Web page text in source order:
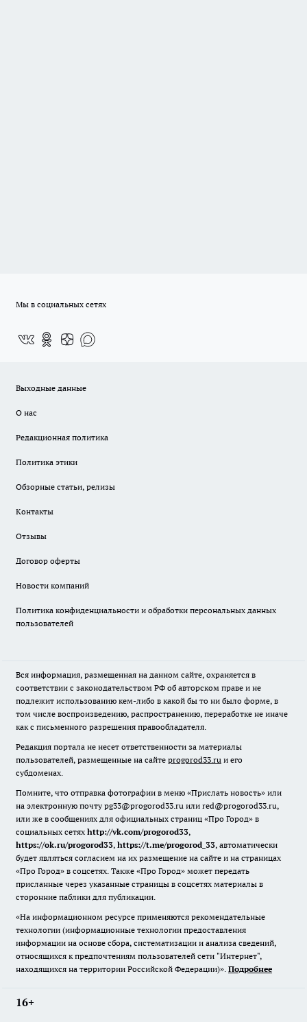
Мы в социальных сетях
Выходные данные
О нас
Редакционная политика
Политика этики
Обзорные статьи, релизы
Контакты
Отзывы
Договор оферты
Новости компаний
Политика конфиденциальности и обработки персональных данных
пользователей
Вся информация, размещенная на данном сайте, охраняется в
соответствии с законодательством РФ об авторском праве и не
подлежит использованию кем-либо в какой бы то ни было форме, в
том числе воспроизведению, распространению, переработке не иначе
как с письменного разрешения правообладателя.
Редакция портала не несет ответственности за материалы
пользователей, размещенные на сайте progorod33.ru и его
субдоменах.
Помните, что отправка фотографии в меню «Прислать новость» или
на электронную почту pg33@progorod33.ru или red@progorod33.ru,
или же в сообщениях для официальных страниц «Про Город» в
социальных сетях http://vk.com/progorod33,
https://ok.ru/progorod33, https://t.me/progorod_33, автоматически
будет являться согласием на их размещение на сайте и на страницах
«Про Город» в соцсетях. Также «Про Город» может передать
присланные через указанные страницы в соцсетях материалы в
сторонние паблики для публикации.
«На информационном ресурсе применяются рекомендательные
технологии (информационные технологии предоставления
информации на основе сбора, систематизации и анализа сведений,
относящихся к предпочтениям пользователей сети "Интернет",
находящихся на территории Российской Федерации)». Подробнее
16+